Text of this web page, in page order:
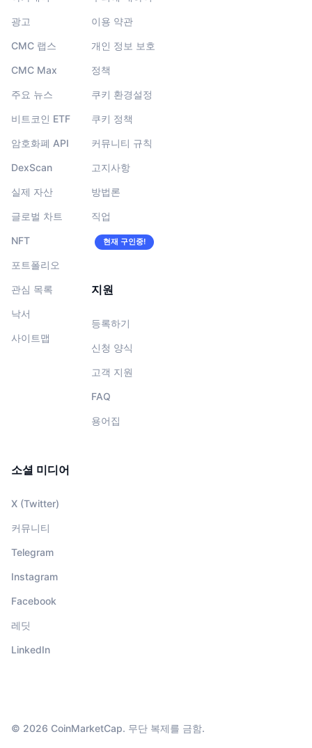
광고
CMC 랩스
CMC Max
주요 뉴스
비트코인 ETF
암호화폐 API
DexScan
실제 자산
글로벌 차트
NFT
포트폴리오
관심 목록
낙서
사이트맵
이용 약관
개인 정보 보호
정책
쿠키 환경설정
쿠키 정책
커뮤니티 규칙
고지사항
방법론
직업
현재 구인중!
지원
등록하기
신청 양식
고객 지원
FAQ
용어집
소셜 미디어
X (Twitter)
커뮤니티
Telegram
Instagram
Facebook
레딧
LinkedIn
© 2026 CoinMarketCap. 무단 복제를 금함.